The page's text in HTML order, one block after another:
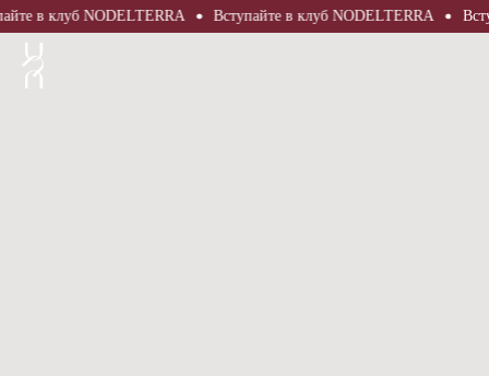
в клуб NODELTERRA Вступайте в клуб NODELTERRA